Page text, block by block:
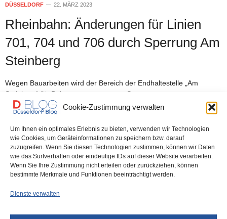
Cookie-Zustimmung verwalten
Um Ihnen ein optimales Erlebnis zu bieten, verwenden wir Technologien
wie Cookies, um Geräteinformationen zu speichern bzw. darauf
zuzugreifen. Wenn Sie diesen Technologien zustimmen, können wir Daten
wie das Surfverhalten oder eindeutige IDs auf dieser Website verarbeiten.
Wenn Sie Ihre Zustimmung nicht erteilen oder zurückziehen, können
bestimmte Merkmale und Funktionen beeinträchtigt werden.
Dienste verwalten
DÜSSELDORF 22. MÄRZ 2023
Rheinbahn: Änderungen für Linien
701, 704 und 706 durch Sperrung Am
Steinberg
Wegen Bauarbeiten wird der Bereich der Endhaltestelle „Am
Steinberg“ für Bahnen gesperrt – von Sonntag,…
IMPRESSUM DATENSCHUTZ COOKIE-RICHTLINIE (EU)